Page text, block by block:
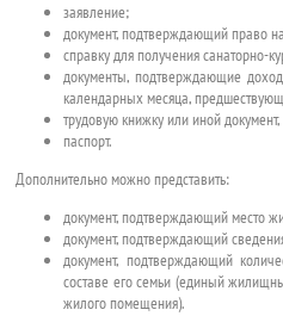
заявление;
документ, подтверждающий право
справку для получения санаторно-
документы, подтверждающие
календарных месяца,
трудовую книжку или иной
паспорт.
Дополнительно можно представить:
документ, подтверждающий место
документ, подтверждающий
документ, подтверждающий
составе его семьи (единый
жилого помещения).